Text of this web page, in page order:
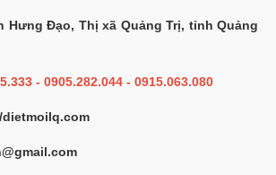
Hưng Đạo, Thị xã Quảng Trị, tỉnh Quảng
- 0905.282.044 - 0915.063.080